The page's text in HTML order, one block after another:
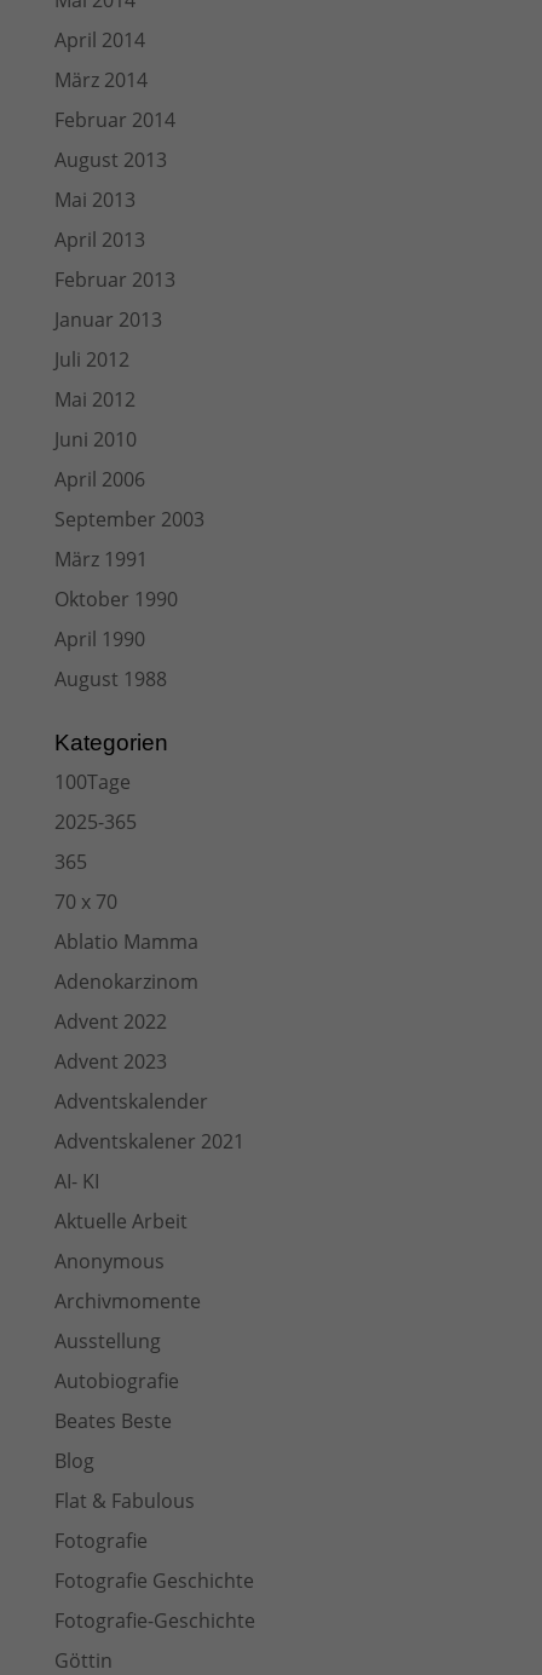
April 2014
März 2014
Februar 2014
August 2013
Mai 2013
April 2013
Februar 2013
Januar 2013
Juli 2012
Mai 2012
Juni 2010
April 2006
September 2003
März 1991
Oktober 1990
April 1990
August 1988
Kategorien
100Tage
2025-365
365
70 x 70
Ablatio Mamma
Adenokarzinom
Advent 2022
Advent 2023
Adventskalender
Adventskalener 2021
AI- KI
Aktuelle Arbeit
Anonymous
Archivmomente
Ausstellung
Autobiografie
Beates Beste
Blog
Flat & Fabulous
Fotografie
Fotografie Geschichte
Fotografie-Geschichte
Göttin